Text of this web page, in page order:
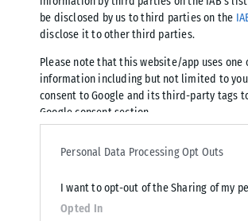
be disclosed by us to third parties on the
disclose it to other third parties.
Please note that this website/app uses
information including but not limited to
consent to Google and its third-party tags
Google consent section.
Personal Data Processing Opt Outs
I want to opt-out of the Sharing of my
Opted In
Tweet